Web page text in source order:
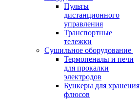
Пульты
дистанционного
управления
Транспортные
тележки
Сушильное оборудование
Термопеналы и печи
для прокалки
электродов
Бункеры для хранения
флюсов